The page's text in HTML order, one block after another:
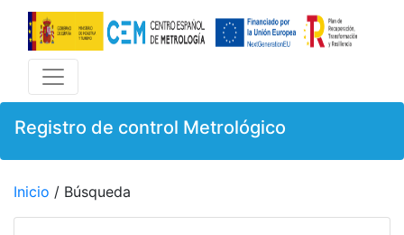
Registro de control Metrológico
Inicio / Búsqueda